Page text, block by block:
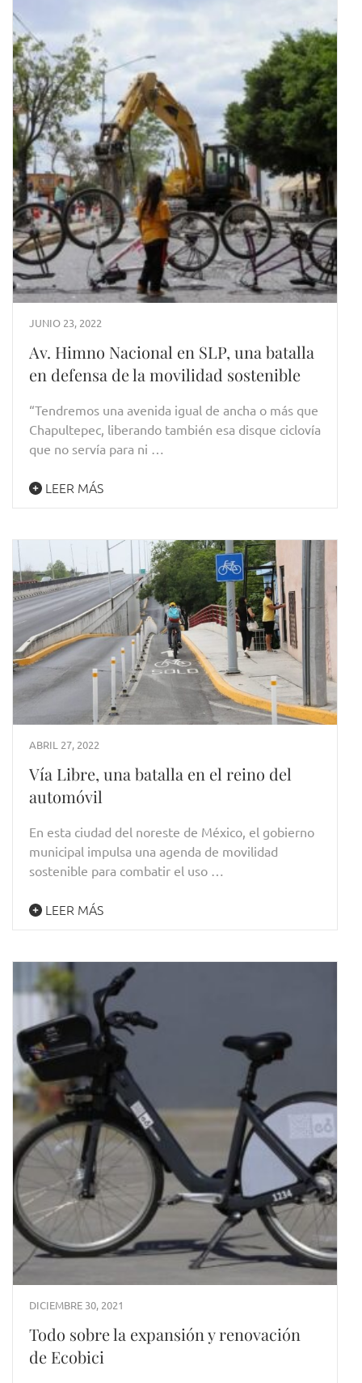
JUNIO 23, 2022
Av. Himno Nacional en SLP, una batalla
en defensa de la movilidad sostenible
“Tendremos una avenida igual de ancha o más que
Chapultepec, liberando también esa disque ciclovía
que no servía para ni …
LEER MÁS
ABRIL 27, 2022
Vía Libre, una batalla en el reino del
automóvil
En esta ciudad del noreste de México, el gobierno
municipal impulsa una agenda de movilidad
sostenible para combatir el uso …
LEER MÁS
DICIEMBRE 30, 2021
Todo sobre la expansión y renovación
de Ecobici